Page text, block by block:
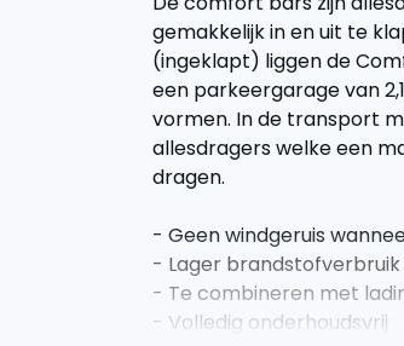
gemakkelijk in en uit te
(ingeklapt) liggen de
een parkeergarage van
vormen. In de transport
allesdragers welke een
dragen.
- Geen windgeruis
- Lager
- Te combineren met
- Volledig onderhoudsvrij